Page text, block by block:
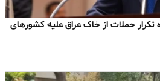
حملات از خاک عراق علیه کشورهای